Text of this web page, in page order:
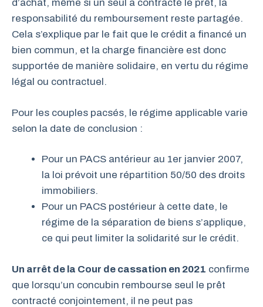
d’achat, même si un seul a contracté le prêt, la
responsabilité du remboursement reste partagée.
Cela s’explique par le fait que le crédit a financé un
bien commun, et la charge financière est donc
supportée de manière solidaire, en vertu du régime
légal ou contractuel.
Pour les couples pacsés, le régime applicable varie
selon la date de conclusion :
Pour un PACS antérieur au 1er janvier 2007,
la loi prévoit une répartition 50/50 des droits
immobiliers.
Pour un PACS postérieur à cette date, le
régime de la séparation de biens s’applique,
ce qui peut limiter la solidarité sur le crédit.
Un arrêt de la Cour de cassation en 2021 confirme
que lorsqu’un concubin rembourse seul le prêt
contracté conjointement, il ne peut pas